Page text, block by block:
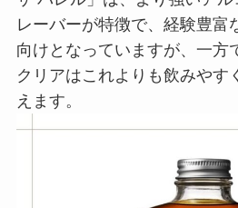
レーバーが特徴で、経験豊富
向けとなっていますが、一方
クリアはこれよりも飲みやす
えます。